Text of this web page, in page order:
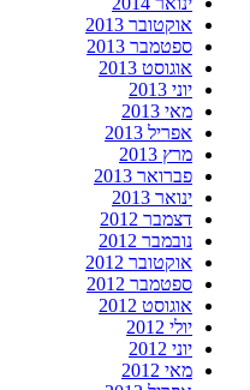
אוקטובר 2013
ספטמבר 2013
אוגוסט 2013
יוני 2013
מאי 2013
אפריל 2013
מרץ 2013
פברואר 2013
ינואר 2013
דצמבר 2012
נובמבר 2012
אוקטובר 2012
ספטמבר 2012
אוגוסט 2012
יולי 2012
יוני 2012
מאי 2012